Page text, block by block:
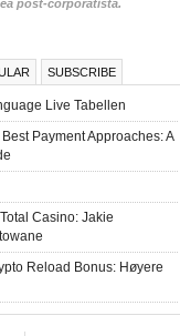
post-corporatista.
SUBSCRIBE
Live Tabellen
Payment Approaches: A
Casino: Jakie
Reload Bonus: Høyere